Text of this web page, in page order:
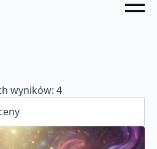
wyników: 4Posortowane
oceny